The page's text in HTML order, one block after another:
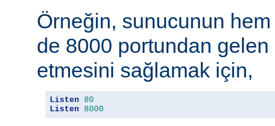
Örneğin, sunucunun
de 8000 portundan gelen
etmesini sağlamak için,
Listen 80
Listen 8000